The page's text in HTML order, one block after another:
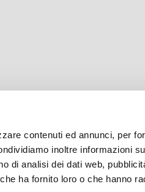
contenuti ed annunci, per
inoltre informazioni
di analisi dei dati web,
ha fornito loro o che hanno